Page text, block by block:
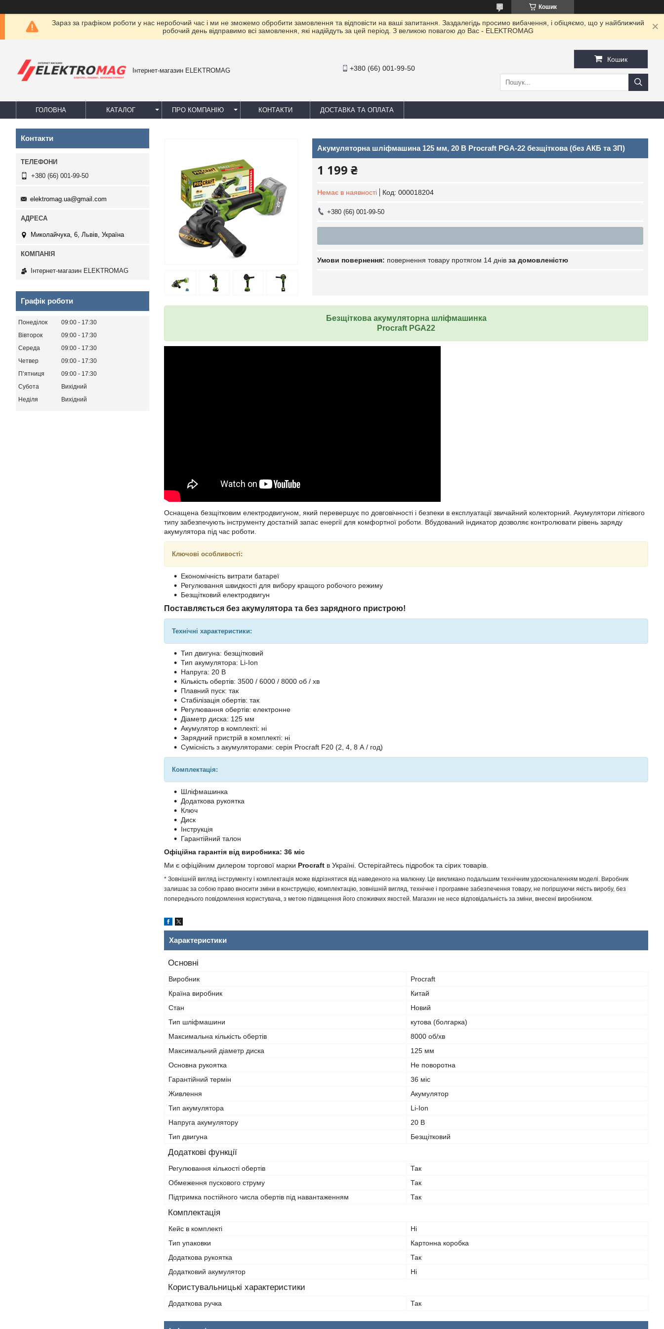
Кошик
Зараз за графіком роботи у нас неробочий час і ми не зможемо обробити замовлення та відповісти на ваші запитання. Заздалегідь просимо вибачення, і обіцяємо, що у найближчий
робочий день відправимо всі замовлення, які надійдуть за цей період. З великою повагою до Ваc - ELEKTROMAG
Інтернет-магазин ELEKTROMAG +380 (66) 001-99-50
Кошик
ГОЛОВНА КАТАЛОГ ПРО КОМПАНІЮ КОНТАКТИ ДОСТАВКА ТА ОПЛАТА
Акумуляторна шліфмашина 125 мм, 20 В Procraft PGA-22 безщіткова (без АКБ та ЗП)
1 199 ₴
Немає в наявності Код: 000018204
+380 (66) 001-99-50
повернення товару протягом 14 днів за домовленістю
Безщіткова акумуляторна шліфмашинка
Procraft PGA22
Оснащена безщітковим електродвигуном, який перевершує по довговічності і безпеки в експлуатації звичайний колекторний. Акумулятори літієвого
типу забезпечують інструменту достатній запас енергії для комфортної роботи. Вбудований індикатор дозволяє контролювати рівень заряду
акумулятора під час роботи.
Ключові особливості:
Економічність витрати батареї
Регулювання швидкості для вибору кращого робочого режиму
Безщітковий електродвигун
Поставляється без акумулятора та без зарядного пристрою!
Технічні характеристики:
Тип двигуна: безщітковий
Тип акумулятора: Li-Ion
Напруга: 20 В
Кількість обертів: 3500 / 6000 / 8000 об / хв
Плавний пуск: так
Стабілізація обертів: так
Регулювання обертів: електронне
Діаметр диска: 125 мм
Акумулятор в комплекті: ні
Зарядний пристрій в комплекті: ні
Сумісність з акумуляторами: серія Procraft F20 (2, 4, 8 А / год)
Комплектація:
Шліфмашинка
Додаткова рукоятка
Ключ
Диск
Інструкція
Гарантійний талон
Офіційна гарантія від виробника: 36 міс
Ми є офіційним дилером торгової марки Procraft в Україні. Остерігайтесь підробок та сірих товарів.
* Зовнішній вигляд інструменту і комплектація може відрізнятися від наведеного на малюнку. Це викликано подальшим технічним удосконаленням моделі. Виробник
залишає за собою право вносити зміни в конструкцію, комплектацію, зовнішній вигляд, технічне і програмне забезпечення товару, не погіршуючи якість виробу, без
попереднього повідомлення користувача, з метою підвищення його споживчих якостей. Магазин не несе відповідальність за зміни, внесені виробником.
Характеристики
Основні
Виробник
Procraft
Країна виробник
Китай
Стан
Новий
Тип шліфмашини
кутова (болгарка)
Максимальна кількість обертів
8000 об/хв
Максимальний діаметр диска
125 мм
Основна рукоятка
Не поворотна
Гарантійний термін
36 міс
Живлення
Акумулятор
Тип акумулятора
Li-Ion
Напруга акумулятору
20 В
Тип двигуна
Безщітковий
Додаткові функції
Регулювання кількості обертів
Так
Обмеження пускового струму
Так
Підтримка постійного числа обертів під навантаженням
Так
Комплектація
Кейс в комплекті
Ні
Тип упаковки
Картонна коробка
Додаткова рукоятка
Так
Додатковий акумулятор
Ні
Користувальницькі характеристики
Додаткова ручка Так
Контакти
+380 (66) 001-99-50
elektromag.ua@gmail.com
Миколайчука, 6, Львів, Україна
Інтернет-магазин ELEKTROMAG
Графік роботи
Понеділок 09:00
17:30
Вівторок
09:00
17:30
Середа
09:00
17:30
Четвер
09:00
17:30
Пʼятниця
09:00
17:30
Субота
Вихідний
Неділя
Вихідний